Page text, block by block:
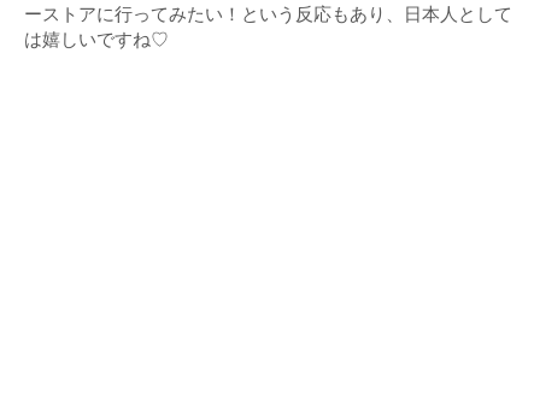
ーストアに行ってみたい！という反応もあり、日本人として
は嬉しいですね♡